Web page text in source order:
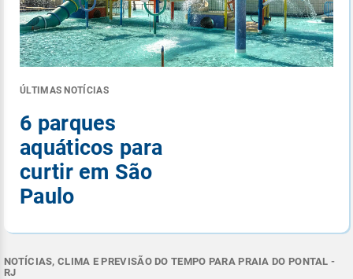
ÚLTIMAS NOTÍCIAS
6 parques
aquáticos para
curtir em São
Paulo
NOTÍCIAS, CLIMA E PREVISÃO DO TEMPO PARA PRAIA DO PONTAL -
RJ